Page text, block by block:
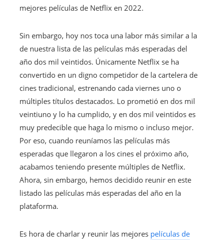
mejores películas de Netflix en 2022.
Sin embargo, hoy nos toca una labor más similar a la
de nuestra lista de las películas más esperadas del
año dos mil veintidos. Únicamente Netflix se ha
convertido en un digno competidor de la cartelera de
cines tradicional, estrenando cada viernes uno o
múltiples títulos destacados. Lo prometió en dos mil
veintiuno y lo ha cumplido, y en dos mil veintidos es
muy predecible que haga lo mismo o incluso mejor.
Por eso, cuando reuníamos las películas más
esperadas que llegaron a los cines el próximo año,
acabamos teniendo presente múltiples de Netflix.
Ahora, sin embargo, hemos decidido reunir en este
listado las películas más esperadas del año en la
plataforma.
Es hora de charlar y reunir las mejores películas de